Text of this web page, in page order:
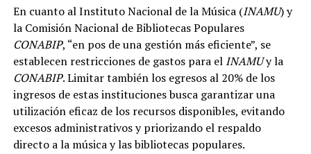
En cuanto al Instituto Nacional de la Música (INAMU) y
la Comisión Nacional de Bibliotecas Populares
CONABIP, “en pos de una gestión más eficiente”, se
establecen restricciones de gastos para el INAMUy la
CONABIP. Limitar también los egresos al 20% de los
ingresos de estas instituciones busca garantizar una
utilización eficaz de los recursos disponibles, evitando
excesos administrativos y priorizando el respaldo
directo a la música y las bibliotecas populares.